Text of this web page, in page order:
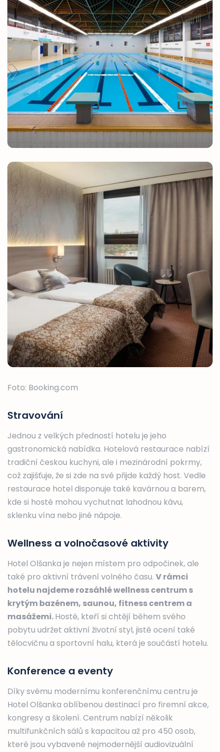
Foto: Booking.com
Stravování
Jednou z velkých předností hotelu je jeho
gastronomická nabídka. Hotelová restaurace nabízí
tradiční českou kuchyni, ale i mezinárodní pokrmy,
což zajišťuje, že si zde na své přijde každý host. Vedle
restaurace hotel disponuje také kavárnou a barem,
kde si hosté mohou vychutnat lahodnou kávu,
sklenku vína nebo jiné nápoje.
Wellness a volnočasové aktivity
Hotel Olšanka je nejen místem pro odpočinek, ale
také pro aktivní trávení volného času. V rámci
hotelu najdeme rozsáhlé wellness centrum s
krytým bazénem, saunou, fitness centrem a
masážemi.Hosté, kteří si chtějí během svého
pobytu udržet aktivní životní styl, jistě ocení také
tělocvičnu a sportovní halu, která je součástí hotelu.
Konference a eventy
Díky svému modernímu konferenčnímu centru je
Hotel Olšanka oblíbenou destinací pro firemní akce,
kongresy a školení. Centrum nabízí několik
multifunkčních sálů s kapacitou až pro 450 osob,
které jsou vybavené nejmodernější audiovizuální